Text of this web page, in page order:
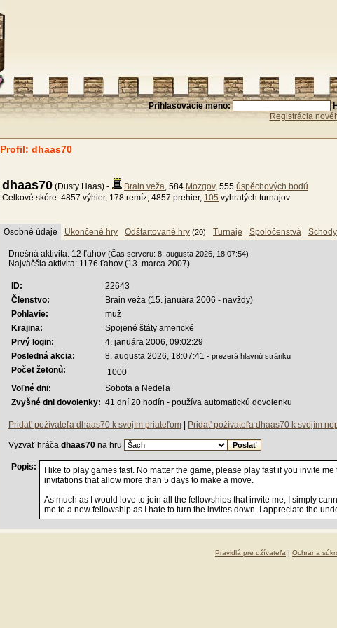
Prihlasovacie meno:
Registrácia
Profil: dhaas70
dhaas70 (Dusty Haas) - Brain veža, 584 Mozgov, 555 úspěchových bodů
Celkové skóre: 4857 výhier, 178 remíz, 4857 prehier, 105 vyhratých turnajov
Osobné údaje Ukončené hry Odštartované hry (20) Turnaje Spoločenstvá Schody
Dnešná aktivita: 12 ťahov (Čas serveru: 8. augusta 2026, 18:07:54)
Najväčšia aktivita: 1176 ťahov (13. marca 2007)
ID:
22643
Členstvo:
Brain veža (15. januára 2006 - navždy)
Pohlavie:
muž
Krajina:
Spojené štáty americké
Prvý login:
4. januára 2006, 09:02:29
Posledná akcia:
8. augusta 2026, 18:07:41 - prezerá hlavnú stránku
Počet žetonů:
1000
Voľné dni:
Sobota a Nedeľa
Zvyšné dni dovolenky: 41 dní 20 hodín - používa automatickú dovolenku
Pridať požívateľa dhaas70 k svojím priateľom Pridať požívateľa dhaas70 k svojím
Vyzvať hráča dhaas70 na hru
Popis:
I like to play games fast. No matter the game, please play fast if you invite
invitations that allow more than 5 days to make a move.
As much as I would love to join all the fellowships that invite me, I simply
me to a new fellowship as I hate to turn the invites down. I appreciate the
Pravidlá pre užívateľa | Ochrana